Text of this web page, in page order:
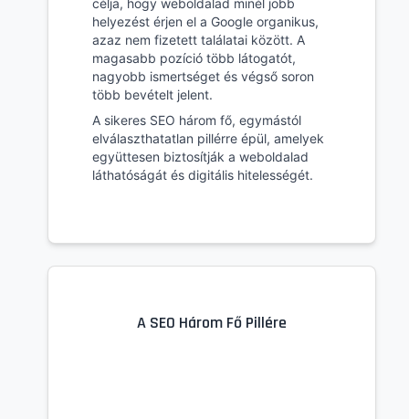
célja, hogy weboldalad minél jobb
helyezést érjen el a Google organikus,
azaz nem fizetett találatai között. A
magasabb pozíció több látogatót,
nagyobb ismertséget és végső soron
több bevételt jelent.
A sikeres SEO három fő, egymástól
elválaszthatatlan pillérre épül, amelyek
együttesen biztosítják a weboldalad
láthatóságát és digitális hitelességét.
A SEO Három Fő Pillére